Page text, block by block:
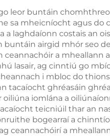
eipidirmis,
cliniciúil
gan
leor buntáin
mheicníocht agus do
laghdaíonn costais an
airgid mhór seo
a mheallann
lasair, ag cinntiú go
i mbloc do
tacaíocht ghréasáin
iomlána a
teicniúil thar an
bogearraí a
ceannachóirí a